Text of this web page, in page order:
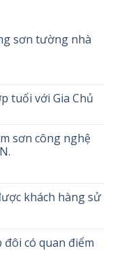
sơn tường nhà
tuổi với Gia Chủ
sơn công nghệ
khách hàng sử
đôi có quan điểm